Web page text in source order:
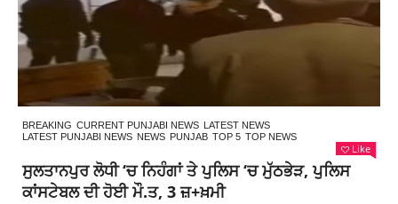
BREAKING CURRENT PUNJABI NEWS LATEST NEWS
LATEST PUNJABI NEWS NEWS PUNJAB TOP 5 TOP NEWS
Like
ਸੁਲਤਾਨਪੁਰ ਲੋਧੀ ‘ਚ ਨਿਹੰਗਾਂ ਤੇ ਪੁਲਿਸ ‘ਚ ਮੁੱਠਭੇੜ, ਪੁਲਿਸ
ਕਾਂਸਟੇਬਲ ਦੀ ਹੋਈ ਮੌ.ਤ, 3 ਜ਼+ਖ਼ਮੀ